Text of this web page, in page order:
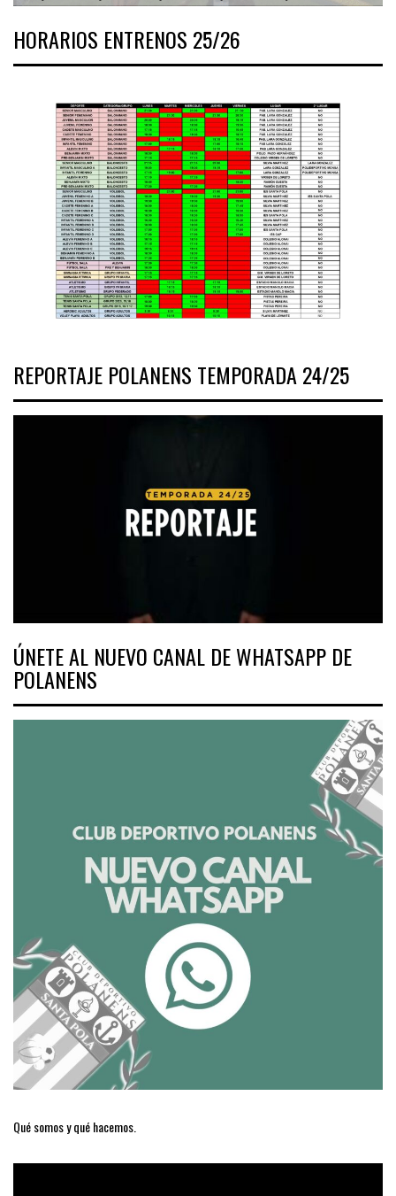
HORARIOS ENTRENOS 25/26
REPORTAJE POLANENS TEMPORADA 24/25
ÚNETE AL NUEVO CANAL DE WHATSAPP DE
POLANENS
Qué somos y qué hacemos.